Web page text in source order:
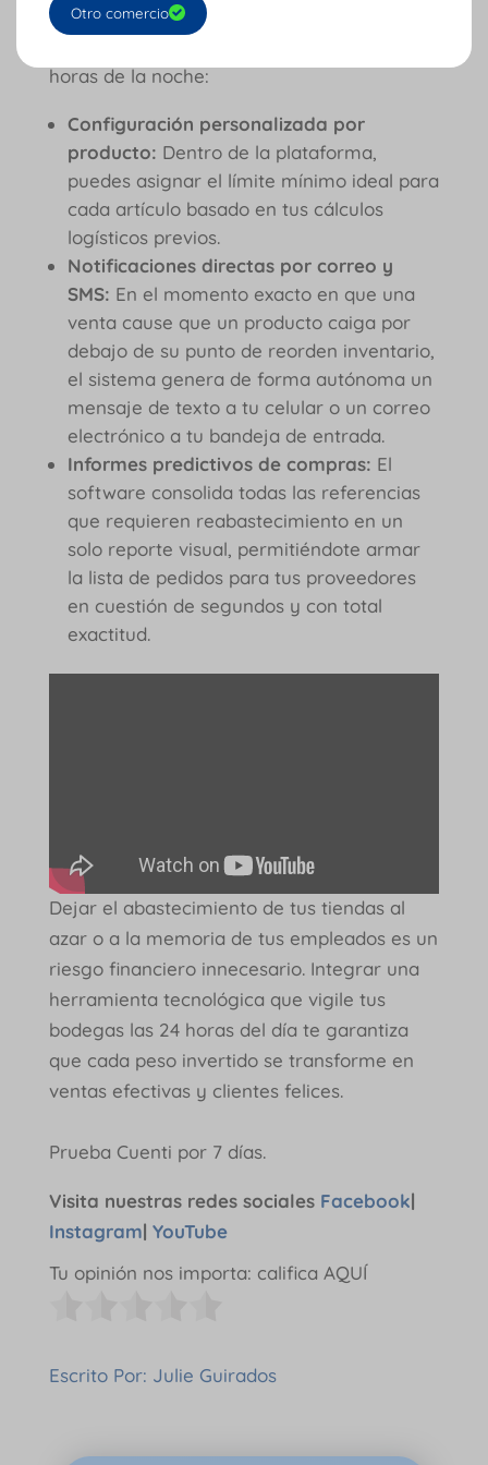
diseñadas para que nunca más tengas que
horas de la noche:
Configuración personalizada por
producto: Dentro de la plataforma,
puedes asignar el límite mínimo ideal para
cada artículo basado en tus cálculos
logísticos previos.
Notificaciones directas por correo y
SMS: En el momento exacto en que una
venta cause que un producto caiga por
debajo de su punto de reorden inventario,
el sistema genera de forma autónoma un
mensaje de texto a tu celular o un correo
electrónico a tu bandeja de entrada.
Informes predictivos de compras: El
software consolida todas las referencias
que requieren reabastecimiento en un
solo reporte visual, permitiéndote armar
la lista de pedidos para tus proveedores
en cuestión de segundos y con total
exactitud.
Dejar el abastecimiento de tus tiendas al
azar o a la memoria de tus empleados es un
riesgo financiero innecesario. Integrar una
herramienta tecnológica que vigile tus
bodegas las 24 horas del día te garantiza
que cada peso invertido se transforme en
ventas efectivas y clientes felices.
Prueba Cuenti por 7 días.
Visita nuestras redes sociales Facebook|
Instagram| YouTube
Tu opinión nos importa: califica AQUÍ
Escrito Por: Julie Guirados
Otro comercio